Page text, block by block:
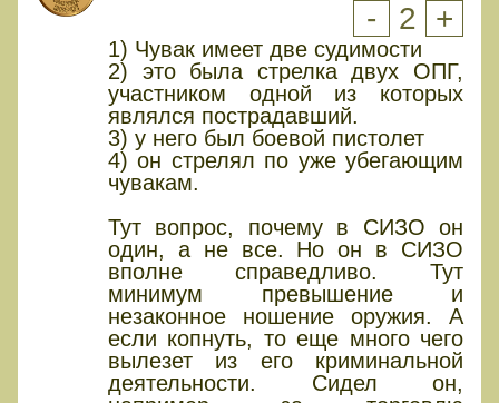
- 2 +
1) Чувак имеет две судимости
2) это была стрелка двух ОПГ,
участником одной из которых
являлся пострадавший.
3) у него был боевой пистолет
4) он стрелял по уже убегающим
чувакам.
Тут вопрос, почему в СИЗО он
один, а не все. Но он в СИЗО
вполне справедливо. Тут
минимум превышение и
незаконное ношение оружия. А
если копнуть, то еще много чего
вылезет из его криминальной
деятельности. Сидел он,